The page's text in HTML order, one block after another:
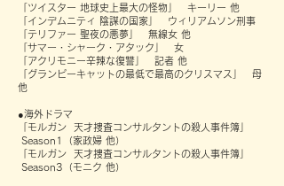
「ツイスター 地球史上最大の怪物」 キーリー 他
「インデムニティ 陰謀の国家」 ウィリアムソン刑事
「テリファー 聖夜の悪夢」 無線女 他
「サマー・シャーク・アタック」 女
「アクリモニー辛辣な復讐」 記者 他
「グランピーキャットの最低で最高のクリスマス」 母
他
●海外ドラマ
「モルガン 天才捜査コンサルタントの殺人事件簿」
Season1（家政婦 他）
「モルガン 天才捜査コンサルタントの殺人事件簿」
Season3（モニク 他）